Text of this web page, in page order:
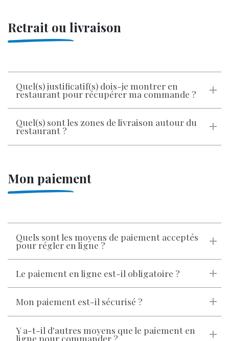
Retrait ou livraison
Quel(s) justificatif(s) dois-je montrer en
restaurant pour récupérer ma commande ?
Quel(s) sont les zones de livraison autour du
restaurant ?
Mon paiement
Quels sont les moyens de paiement acceptés
pour régler en ligne ?
Le paiement en ligne est-il obligatoire ?
Mon paiement est-il sécurisé ?
Y a-t-il d'autres moyens que le paiement en
ligne pour commander ?